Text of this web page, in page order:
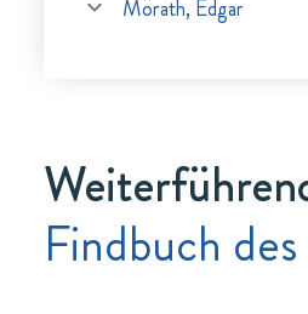
Mörath, Edgar
Findbuch